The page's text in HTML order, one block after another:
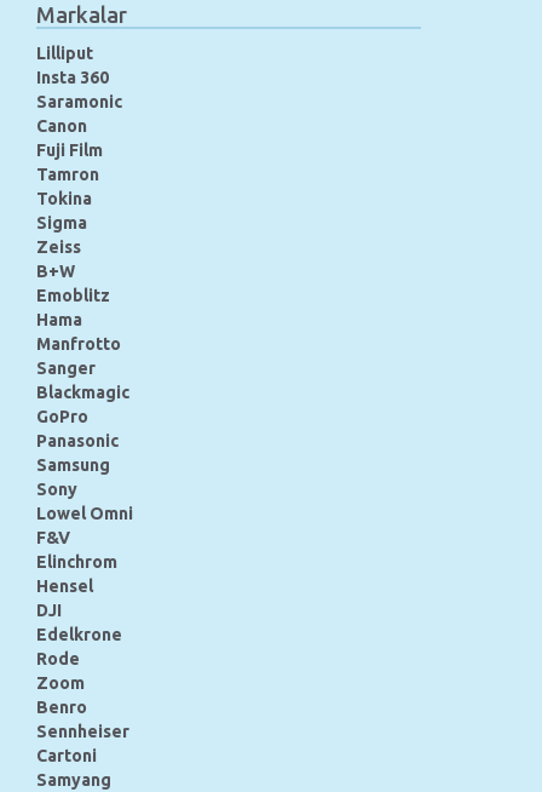
Markalar
Lilliput
Insta 360
Saramonic
Canon
Fuji Film
Tamron
Tokina
Sigma
Zeiss
B+W
Emoblitz
Hama
Manfrotto
Sanger
Blackmagic
GoPro
Panasonic
Samsung
Sony
Lowel Omni
F&V
Elinchrom
Hensel
DJI
Edelkrone
Rode
Zoom
Benro
Sennheiser
Cartoni
Samyang